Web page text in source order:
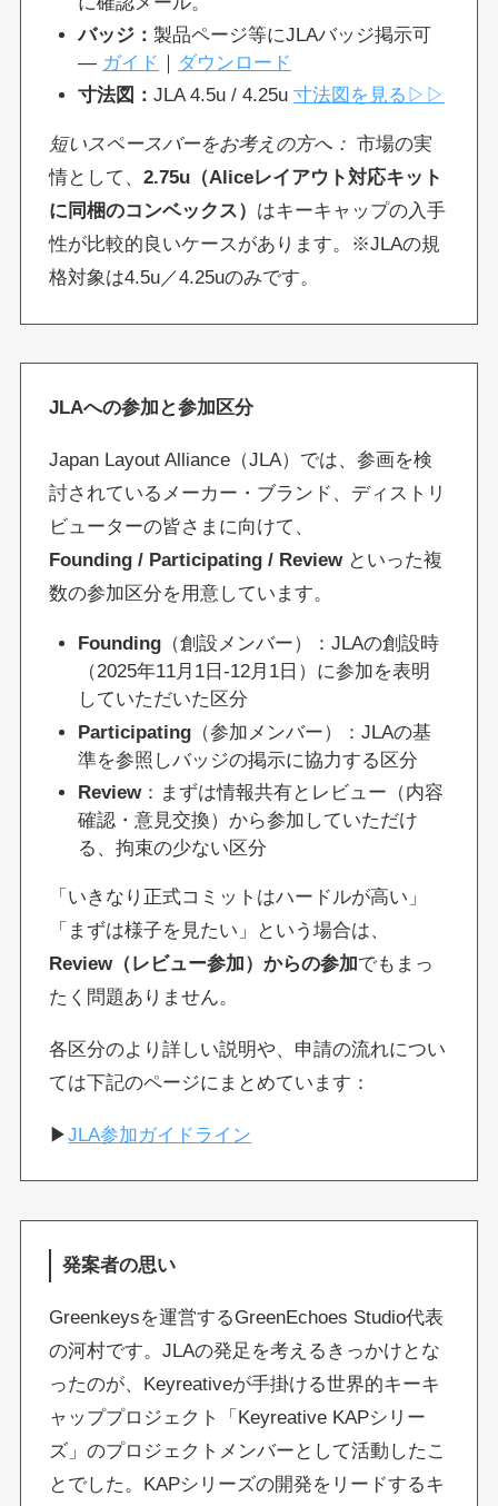
バッジ： 製品ページ等にJLAバッジ掲示可
— ガイド ｜ ダウンロード
寸法図： JLA 4.5u / 4.25u 寸法図を見る▷▷
短いスペースバーをお考えの方へ： 市場の実
情として、2.75u（Aliceレイアウト対応キット
に同梱のコンベックス） はキーキャップの入手
性が比較的良いケースがあります。※JLAの規
格対象は4.5u／4.25uのみです。
JLAへの参加と参加区分
Japan Layout Alliance（JLA）では、参画を検
討されているメーカー・ブランド、ディストリ
ビューターの皆さまに向けて、
Founding / Participating / Reviewといった複
数の参加区分を用意しています。
Founding（創設メンバー）：JLAの創設時
（2025年11月1日-12月1日）に参加を表明
していただいた区分
Participating（参加メンバー）：JLAの基
準を参照しバッジの掲示に協力する区分
Review：まずは情報共有とレビュー（内容
確認・意見交換）から参加していただけ
る、拘束の少ない区分
「いきなり正式コミットはハードルが高い」
「まずは様子を見たい」という場合は、
Review（レビュー参加）からの参加でもまっ
たく問題ありません。
各区分のより詳しい説明や、申請の流れについ
ては下記のページにまとめています：
▶JLA参加ガイドライン
発案者の思い
Greenkeysを運営するGreenEchoes Studio代表
の河村です。JLAの発足を考えるきっかけとな
ったのが、Keyreativeが手掛ける世界的キーキ
ャッププロジェクト「Keyreative KAPシリー
ズ」のプロジェクトメンバーとして活動したこ
とでした。KAPシリーズの開発をリードするキ